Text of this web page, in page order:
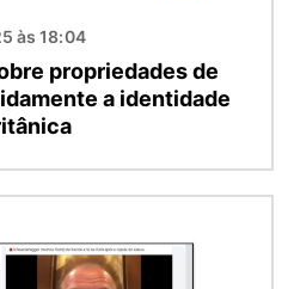
às 18:04
propriedades de
a identidade